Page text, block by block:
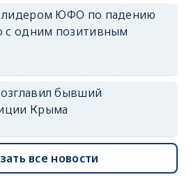
лидером ЮФО по падению
с одним позитивным
бывший
Крыма
все новости